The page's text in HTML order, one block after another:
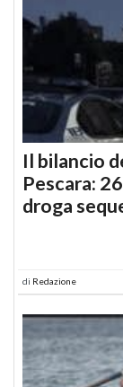
Il bilancio
Pescara:
droga
di Redazione